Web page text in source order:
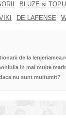
BLUZE si
DE LAFENSE
de la
in mai multe
nu sunt multumit?